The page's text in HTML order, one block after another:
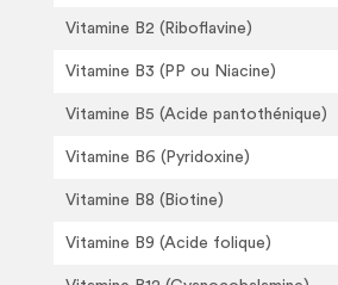
Vitamine B2 (Riboflavine)
Vitamine B3 (PP ou Niacine)
Vitamine B5 (Acide pantothénique)
Vitamine B6 (Pyridoxine)
Vitamine B8 (Biotine)
Vitamine B9 (Acide folique)